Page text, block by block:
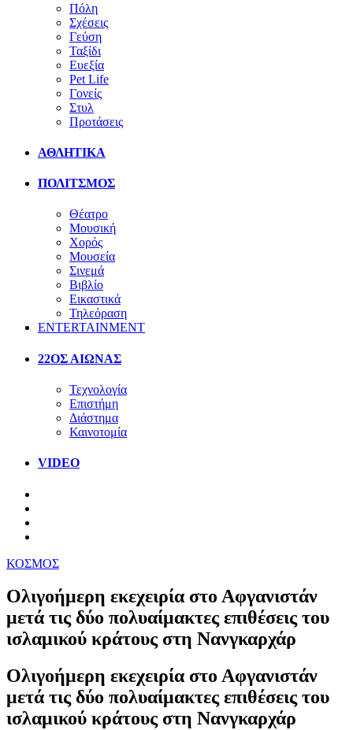
Πόλη
Σχέσεις
Γεύση
Ταξίδι
Ευεξία
Pet Life
Γονείς
Στυλ
Προτάσεις
ΑΘΛΗΤΙΚΑ
ΠΟΛΙΤΣΜΟΣ
Θέατρο
Μουσική
Χορός
Μουσεία
Σινεμά
Βιβλίο
Εικαστικά
Τηλεόραση
ENTERTAINMENT
22ΟΣ ΑΙΩΝΑΣ
Τεχνολογία
Επιστήμη
Διάστημα
Καινοτομία
VIDEO
ΚΟΣΜΟΣ
Ολιγοήμερη εκεχειρία στο Αφγανιστάν
μετά τις δύο πολυαίμακτες επιθέσεις του
ισλαμικού κράτους στη Νανγκαρχάρ
Ολιγοήμερη εκεχειρία στο Αφγανιστάν
μετά τις δύο πολυαίμακτες επιθέσεις του
ισλαμικού κράτους στη Νανγκαρχάρ